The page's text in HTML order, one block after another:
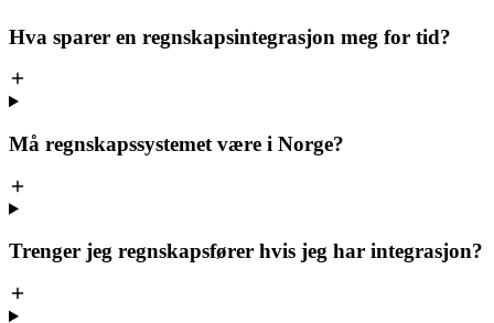
Hva sparer en regnskapsintegrasjon meg for tid?
Må regnskapssystemet være i Norge?
Trenger jeg regnskapsfører hvis jeg har integrasjon?